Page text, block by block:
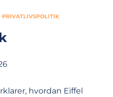
PRIVATLIVSPOLITIK
hvordan Eiffel